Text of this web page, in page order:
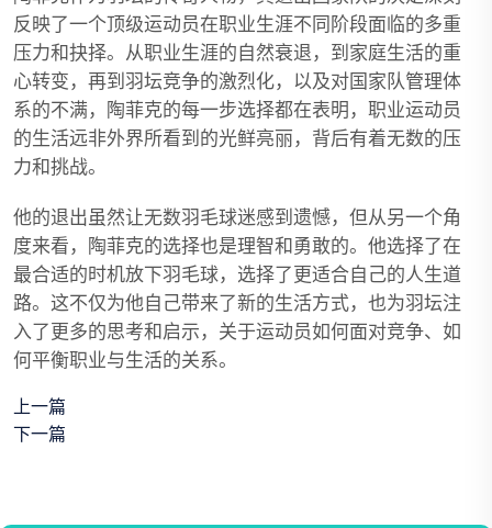
反映了一个顶级运动员在职业生涯不同阶段面临的多重
压力和抉择。从职业生涯的自然衰退，到家庭生活的重
心转变，再到羽坛竞争的激烈化，以及对国家队管理体
系的不满，陶菲克的每一步选择都在表明，职业运动员
的生活远非外界所看到的光鲜亮丽，背后有着无数的压
力和挑战。
他的退出虽然让无数羽毛球迷感到遗憾，但从另一个角
度来看，陶菲克的选择也是理智和勇敢的。他选择了在
最合适的时机放下羽毛球，选择了更适合自己的人生道
路。这不仅为他自己带来了新的生活方式，也为羽坛注
入了更多的思考和启示，关于运动员如何面对竞争、如
何平衡职业与生活的关系。
上一篇
下一篇